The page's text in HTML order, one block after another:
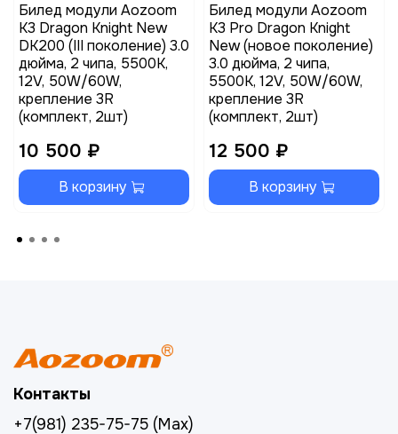
Билед модули Aozoom
K3 Dragon Knight New
DK200 (III поколение) 3.0
дюйма, 2 чипа, 5500K,
12V, 50W/60W,
крепление 3R
(комплект, 2шт)
10 500 ₽
В корзину
Билед модули Aozoom
K3 Pro Dragon Knight
New (новое поколение)
3.0 дюйма, 2 чипа,
5500K, 12V, 50W/60W,
крепление 3R
(комплект, 2шт)
12 500 ₽
В корзину
Контакты
+7(981) 235-75-75 (Max)